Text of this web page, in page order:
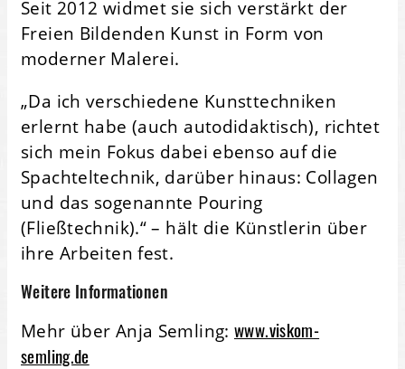
Seit 2012 widmet sie sich verstärkt der
Freien Bildenden Kunst in Form von
moderner Malerei.
„Da ich verschiedene Kunsttechniken
erlernt habe (auch autodidaktisch), richtet
sich mein Fokus dabei ebenso auf die
Spachteltechnik, darüber hinaus: Collagen
und das sogenannte Pouring
(Fließtechnik).“ – hält die Künstlerin über
ihre Arbeiten fest.
Weitere Informationen
Mehr über Anja Semling: www.viskom-
semling.de